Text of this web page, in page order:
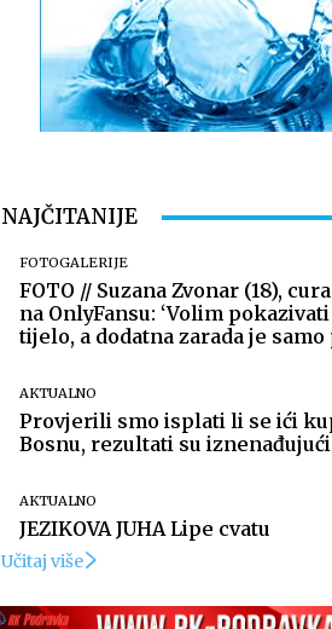
NAJČITANIJE
FOTOGALERIJE
FOTO // Suzana Zvonar (18),
na OnlyFansu: ‘Volim
tijelo, a dodatna zarada je samo
AKTUALNO
Provjerili smo isplati li se ići
Bosnu, rezultati su iznenađujući
AKTUALNO
JEZIKOVA JUHA Lipe cvatu
Učitaj više